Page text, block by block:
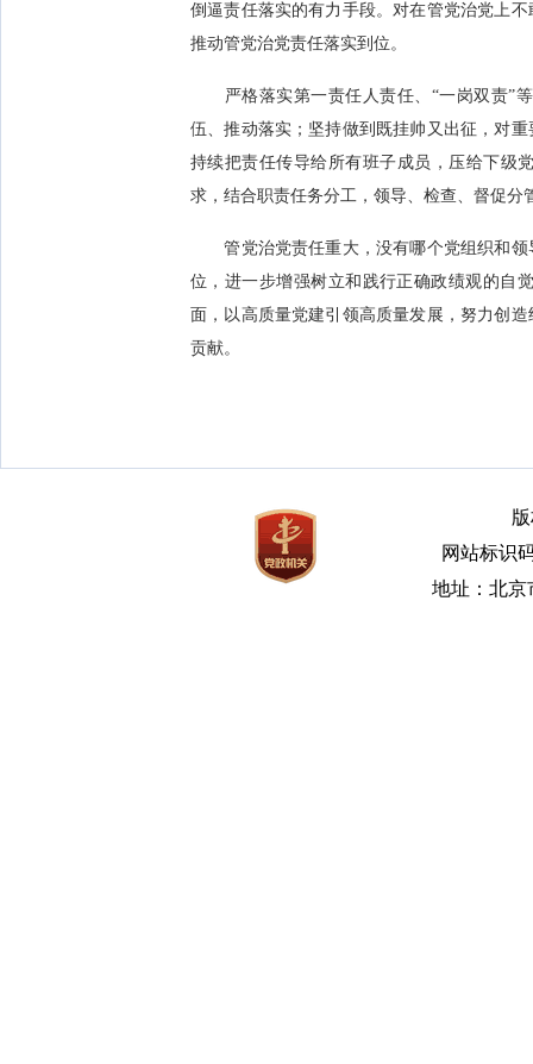
倒逼责任落实的有力手段。对在管党治党上
推动管党治党责任落实到位。
严格落实第一责任人责任、“一岗双责”等
伍、推动落实；坚持做到既挂帅又出征，对
持续把责任传导给所有班子成员，压给下级
求，结合职责任务分工，领导、检查、督促分
管党治党责任重大，没有哪个党组织和领
位，进一步增强树立和践行正确政绩观的自
面，以高质量党建引领高质量发展，努力创
贡献。
网站标识
地址：北